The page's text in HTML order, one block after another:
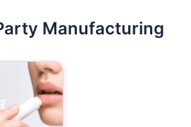
Manufacturing